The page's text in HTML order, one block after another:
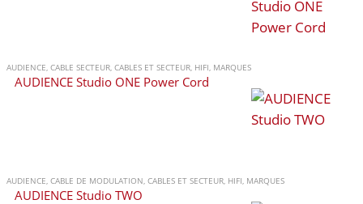
AUDIENCE CABLE SECTEUR CABLES ET SECTEUR HIFI MARQUES
AUDIENCE Studio ONE Power Cord
AUDIENCE CABLE DE MODULATION CABLES ET SECTEUR HIFI MARQUES
AUDIENCE Studio TWO